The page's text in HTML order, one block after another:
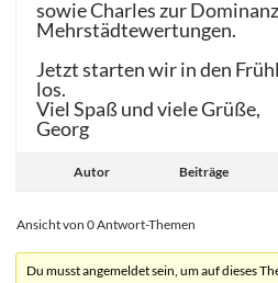
sowie Charles zur
Mehrstädtewertungen.
Jetzt starten wir in den
los.
Viel Spaß und viele Grüße,
Georg
Autor Beiträge
Ansicht von 0 Antwort-Themen
Du musst angemeldet sein, um auf dieses